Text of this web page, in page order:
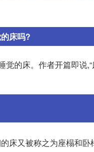
床吗?
的床。作者开篇即说
床又被称之为座榻和卧